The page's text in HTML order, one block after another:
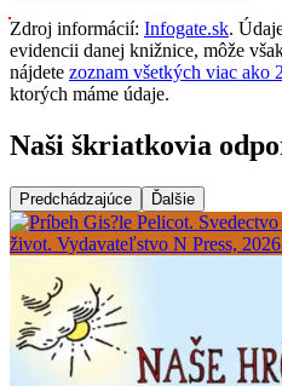
Zdroj informácií: Infogate.sk.
evidencii danej knižnice, môže
nájdete zoznam všetkých viac ako
ktorých máme údaje.
Naši škriatkovia
Predchádzajúce Ďalšie